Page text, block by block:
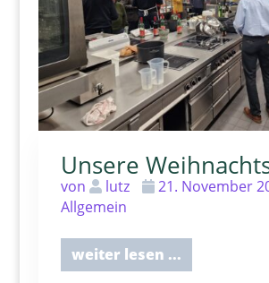
Unsere
von lutz
21. November
Allgemein
weiter lesen ...